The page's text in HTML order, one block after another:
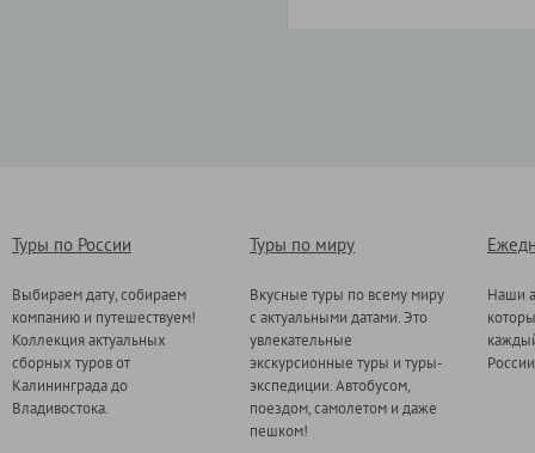
Туры по России
Выбираем дату, собираем
компанию и путешествуем!
Коллекция актуальных
сборных туров от
Калининграда до
Владивостока.
Туры по миру
Вкусные туры по всему миру
с актуальными датами. Это
увлекательные
экскурсионные туры и туры-
экспедиции. Автобусом,
поездом, самолетом и даже
пешком!
Наши